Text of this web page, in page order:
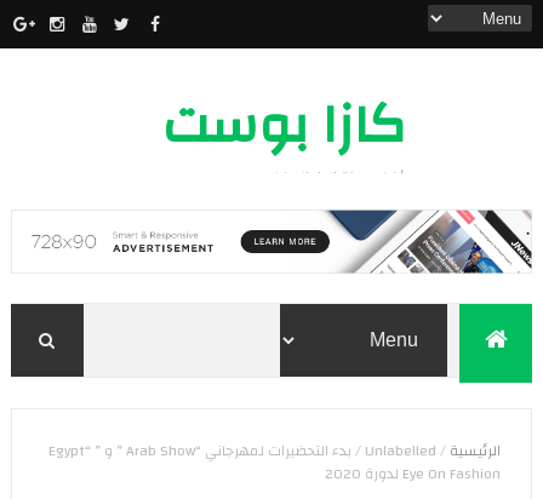
كازا بوست
أخبار مدينة الدار البيضاء
الرئيسية/
Unlabelled
/
بدء التحضيرات لمهرجاني “Arab Show ” و ” “Egypt
Eye On Fashion لدورة 2020